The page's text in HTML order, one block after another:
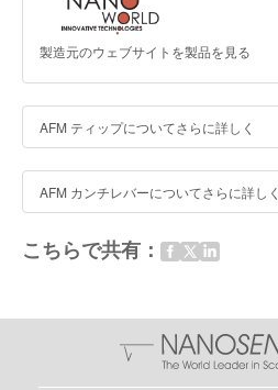
製造元のウェブサイトを製品を見る
AFM ティップについてさらに詳しく
AFM カンチレバーについてさらに詳しく
こちらで共有：